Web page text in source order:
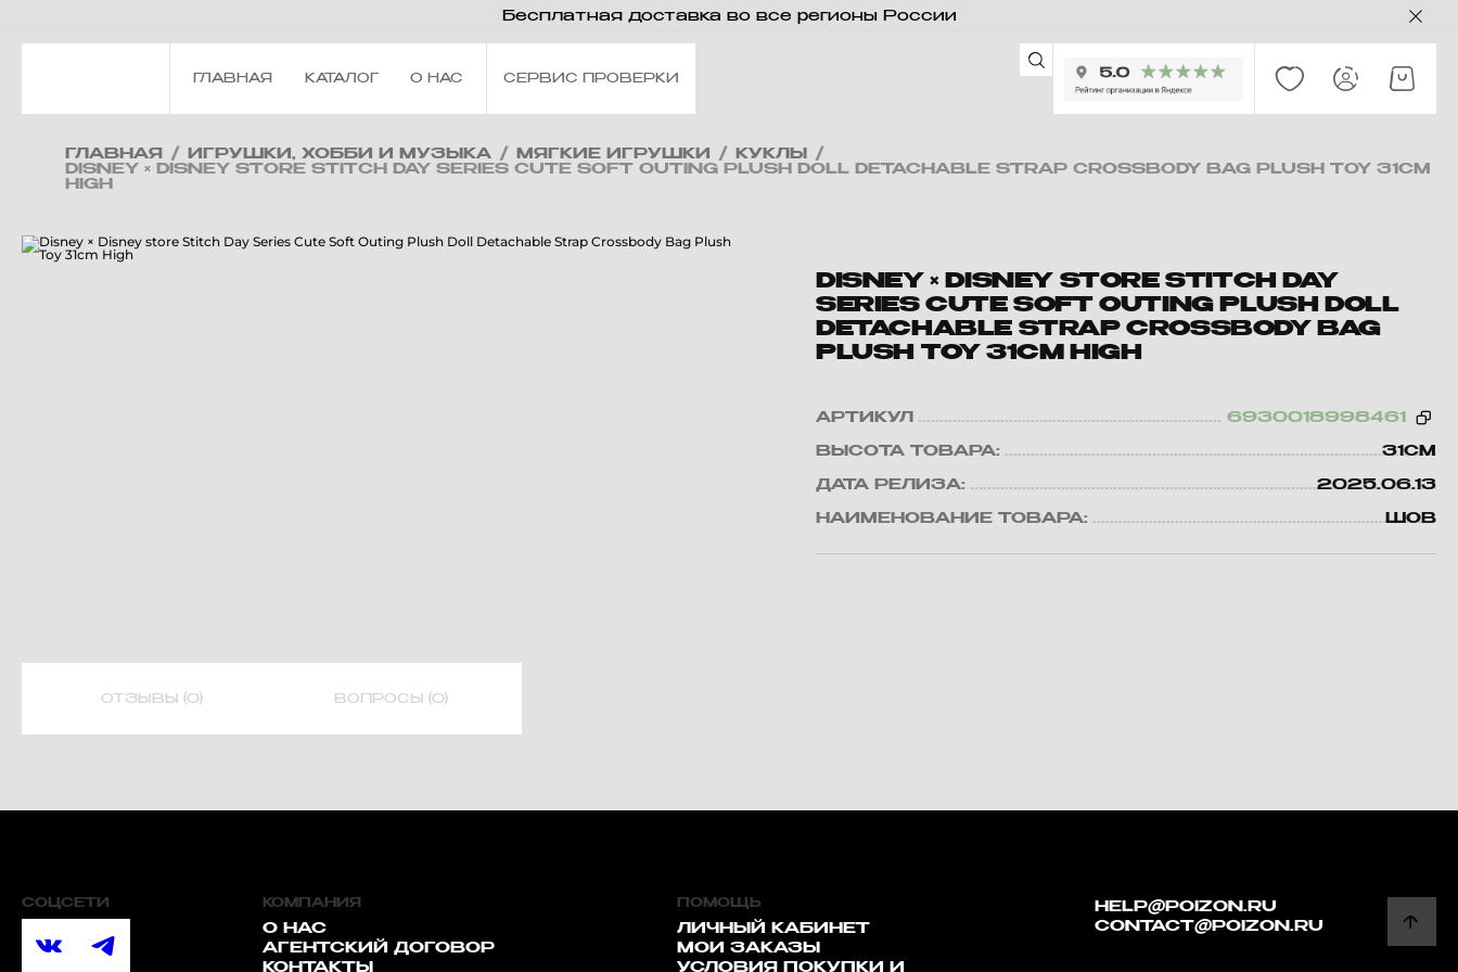
Бесплатная доставка во все регионы России
ГЛАВНАЯ КАТАЛОГ О НАС СЕРВИС ПРОВЕРКИ
ГЛАВНАЯ / ИГРУШКИ, ХОББИ И МУЗЫКА / МЯГКИЕ ИГРУШКИ / КУКЛЫ
/
DISNEY × DISNEY STORE STITCH DAY SERIES CUTE SOFT OUTING PLUSH DOLL DETACHABLE STRAP CROSSBODY BAG PLUSH TOY 31CM
HIGH
DISNEY × DISNEY STORE STITCH DAY
SERIES CUTE SOFT OUTING PLUSH DOLL
DETACHABLE STRAP CROSSBODY BAG
PLUSH TOY 31CM HIGH
АРТИКУЛ 6930018998461
ВЫСОТА ТОВАРА: 31CM
ДАТА РЕЛИЗА: 2025.06.13
НАИМЕНОВАНИЕ ТОВАРА: ШОВ
ОТЗЫВЫ (0) ВОПРОСЫ (0)
СОЦСЕТИ КОМПАНИЯ
О НАС
АГЕНТСКИЙ ДОГОВОР
КОНТАКТЫ
HELP@POIZON.RU
CONTACT@POIZON.RU
ПОМОЩЬ
ЛИЧНЫЙ КАБИНЕТ
МОИ ЗАКАЗЫ
УСЛОВИЯ ПОКУПКИ И